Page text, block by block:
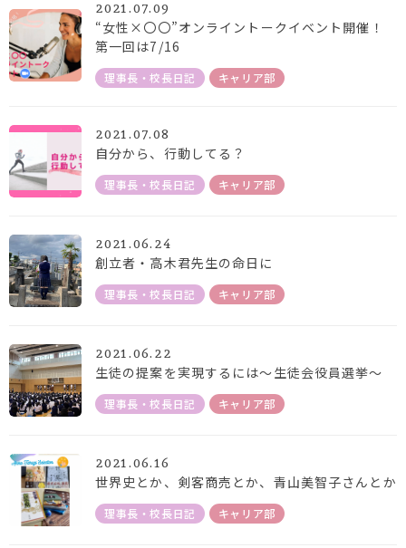
2021.07.09
“女性×〇〇”オンライントークイベント開催！
第一回は7/16
理事長・校長日記 キャリア部
2021.07.08
自分から、行動してる？
理事長・校長日記 キャリア部
2021.06.24
創立者・高木君先生の命日に
理事長・校長日記 キャリア部
2021.06.22
生徒の提案を実現するには～生徒会役員選挙～
理事長・校長日記 キャリア部
2021.06.16
世界史とか、剣客商売とか、青山美智子さんとか
理事長・校長日記 キャリア部